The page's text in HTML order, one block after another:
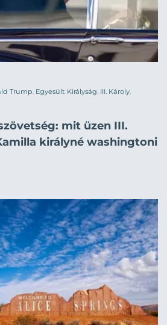
Trump, Egyesült Királyság, III. Károly,
mit üzen III.
királyné washingtoni